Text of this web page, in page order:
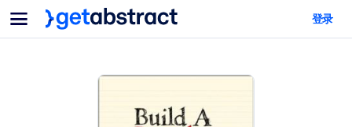
菜单
面向团队与管理者
面向人工智能系统
登录